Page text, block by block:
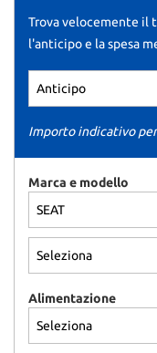
Trova velocemente il
l'anticipo e la spesa
Importo indicativo
Marca e modello
Alimentazione